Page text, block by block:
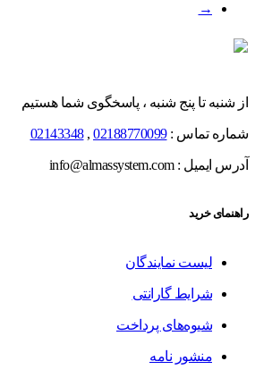
→
از شنبه تا پنج شنبه ، پاسخگوی شما هستیم
شماره تماس :02188770099
,
02143348
آدرس ایمیل : info@almassystem.com
راهنمای خرید
لیست نمایندگان
شرایط گارانتی
شیوه‌های پرداخت
منشور نامه